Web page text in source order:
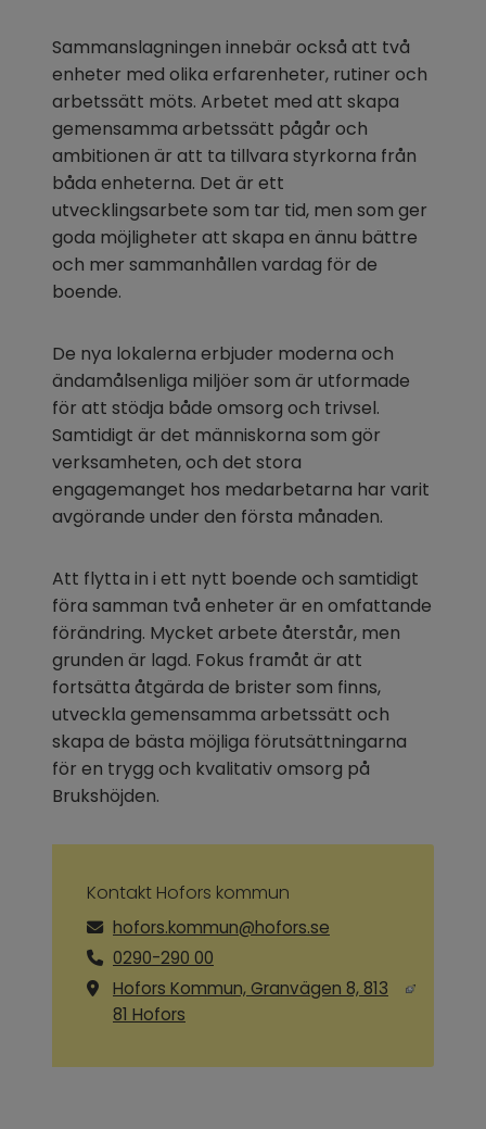
Sammanslagningen innebär också att två
enheter med olika erfarenheter, rutiner och
arbetssätt möts. Arbetet med att skapa
gemensamma arbetssätt pågår och
ambitionen är att ta tillvara styrkorna från
båda enheterna. Det är ett
utvecklingsarbete som tar tid, men som ger
goda möjligheter att skapa en ännu bättre
och mer sammanhållen vardag för de
boende.
De nya lokalerna erbjuder moderna och
ändamålsenliga miljöer som är utformade
för att stödja både omsorg och trivsel.
Samtidigt är det människorna som gör
verksamheten, och det stora
engagemanget hos medarbetarna har varit
avgörande under den första månaden.
Att flytta in i ett nytt boende och samtidigt
föra samman två enheter är en omfattande
förändring. Mycket arbete återstår, men
grunden är lagd. Fokus framåt är att
fortsätta åtgärda de brister som finns,
utveckla gemensamma arbetssätt och
skapa de bästa möjliga förutsättningarna
för en trygg och kvalitativ omsorg på
Brukshöjden.
Kontakt Hofors kommun
hofors.kommun@hofors.se
0290-290 00
Hofors Kommun, Granvägen 8, 813
81 Hofors